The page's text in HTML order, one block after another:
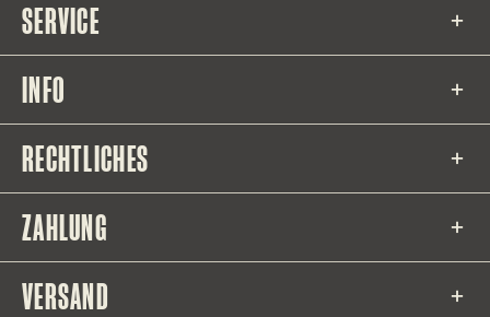
SERVICE
INFO
RECHTLICHES
ZAHLUNG
VERSAND